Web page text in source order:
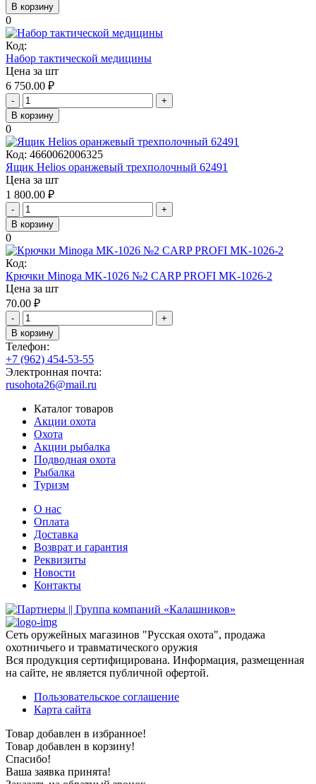
В корзину
0
Код:
Набор тактической медицины
Цена за шт
6 750.00 ₽
-
+
В корзину
0
Код: 4660062006325
Ящик Helios оранжевый трехполочный 62491
Цена за шт
1 800.00 ₽
-
+
В корзину
0
Код:
Крючки Minoga MK-1026 №2 CARP PROFI MK-1026-2
Цена за шт
70.00 ₽
-
+
В корзину
Телефон:
+7 (962) 454-53-55
Электронная почта:
rusohota26@mail.ru
Каталог товаров
Акции охота
Охота
Акции рыбалка
Подводная охота
Рыбалка
Туризм
О нас
Оплата
Доставка
Возврат и гарантия
Реквизиты
Новости
Контакты
Сеть оружейных магазинов "Русская охота", продажа
охотничьего и травматического оружия
Вся продукция сертифицирована. Информация, размещенная
на сайте, не является публичной офертой.
Пользовательское соглашение
Карта сайта
Товар добавлен в избранное!
Товар добавлен в корзину!
Спасибо!
Ваша заявка принята!